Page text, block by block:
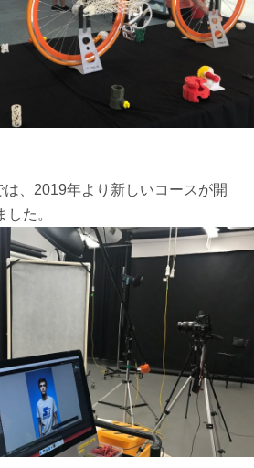
、2019年より新しいコースが開
た。